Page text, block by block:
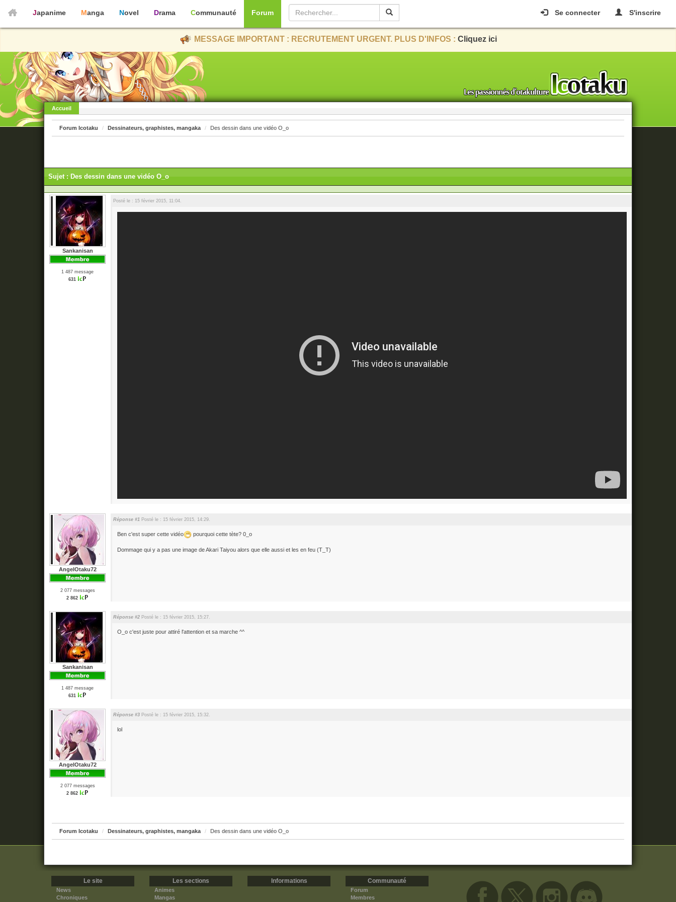
Se connecter S'inscrire
Japanime Manga Novel Drama Communauté Forum
MESSAGE IMPORTANT : RECRUTEMENT URGENT. PLUS D'INFOS : Cliquez ici
Accueil
Forum Icotaku Dessinateurs, graphistes, mangaka Des dessin dans une vidéo O_o
Sujet : Des dessin dans une vidéo O_o
Sankanisan
1 487 message
631
Posté le : 15 février 2015, 11:04.
AngelOtaku72
2 077 messages
2 862
Réponse #1 Posté le : 15 février 2015, 14:29.
Ben c'est super cette vidéo pourquoi cette tète? 0_o
Dommage qui y a pas une image de Akari Taiyou alors que elle aussi et les en feu (T_T)
Sankanisan
1 487 message
631
Réponse #2 Posté le : 15 février 2015, 15:27.
O_o c'est juste pour attiré l'attention et sa marche ^^
AngelOtaku72
2 077 messages
2 862
Réponse #3 Posté le : 15 février 2015, 15:32.
lol
Forum Icotaku Dessinateurs, graphistes, mangaka Des dessin dans une vidéo O_o
Le site
News
Chroniques
Les sections
Animes
Mangas
Informations Communauté
Forum
Membres